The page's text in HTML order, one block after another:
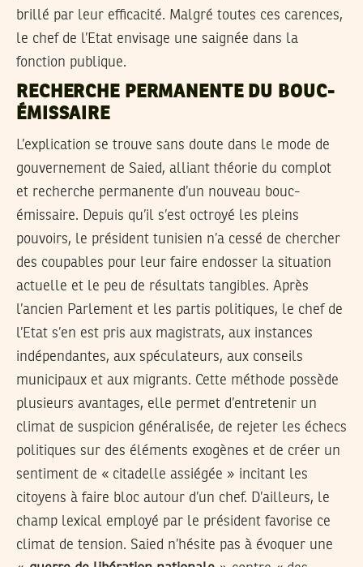
brillé par leur efficacité. Malgré toutes ces carences,
le chef de l’Etat envisage une saignée dans la
fonction publique.
RECHERCHE PERMANENTE DU BOUC-
ÉMISSAIRE
L’explication se trouve sans doute dans le mode de
gouvernement de Saied, alliant théorie du complot
et recherche permanente d’un nouveau bouc-
émissaire. Depuis qu’il s’est octroyé les pleins
pouvoirs, le président tunisien n’a cessé de chercher
des coupables pour leur faire endosser la situation
actuelle et le peu de résultats tangibles. Après
l’ancien Parlement et les partis politiques, le chef de
l’Etat s’en est pris aux magistrats, aux instances
indépendantes, aux spéculateurs, aux conseils
municipaux et aux migrants. Cette méthode possède
plusieurs avantages, elle permet d’entretenir un
climat de suspicion généralisée, de rejeter les échecs
politiques sur des éléments exogènes et de créer un
sentiment de « citadelle assiégée » incitant les
citoyens à faire bloc autour d’un chef. D’ailleurs, le
champ lexical employé par le président favorise ce
climat de tension. Saied n’hésite pas à évoquer une